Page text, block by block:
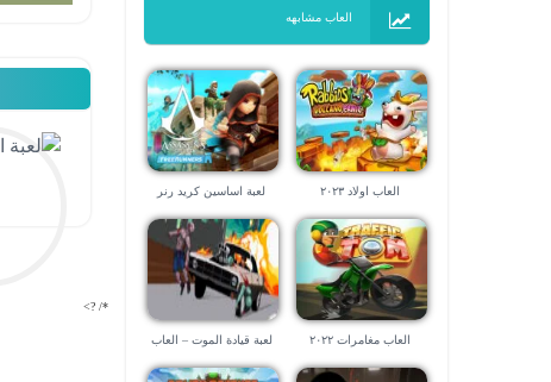
العاب مشابهه
العاب اولاد ٢٠٢٣ لعبة اساسين كريد رنر
العاب مغامرات ٢٠٢٢
لعبة قيادة الموت – العاب
*/ ?>